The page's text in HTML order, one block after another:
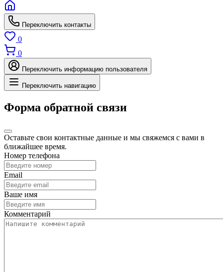
Переключить контакты
0
0
Переключить информацию пользователя
Переключить навигацию
Форма обратной связи
Оставьте свои контактные данные и мы свяжемся с вами в
ближайшее время.
Номер телефона
Email
Ваше имя
Комментарий